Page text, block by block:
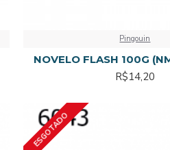
Pingouin
NOVELO FLASH 100G
R$14,20
ESGOTADO